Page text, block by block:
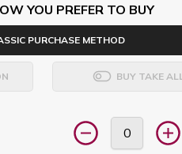
YOU PREFER TO BUY
PURCHASE METHOD
BUY TAKE ALL